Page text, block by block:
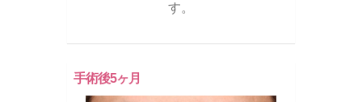
す。
手術後5ヶ月